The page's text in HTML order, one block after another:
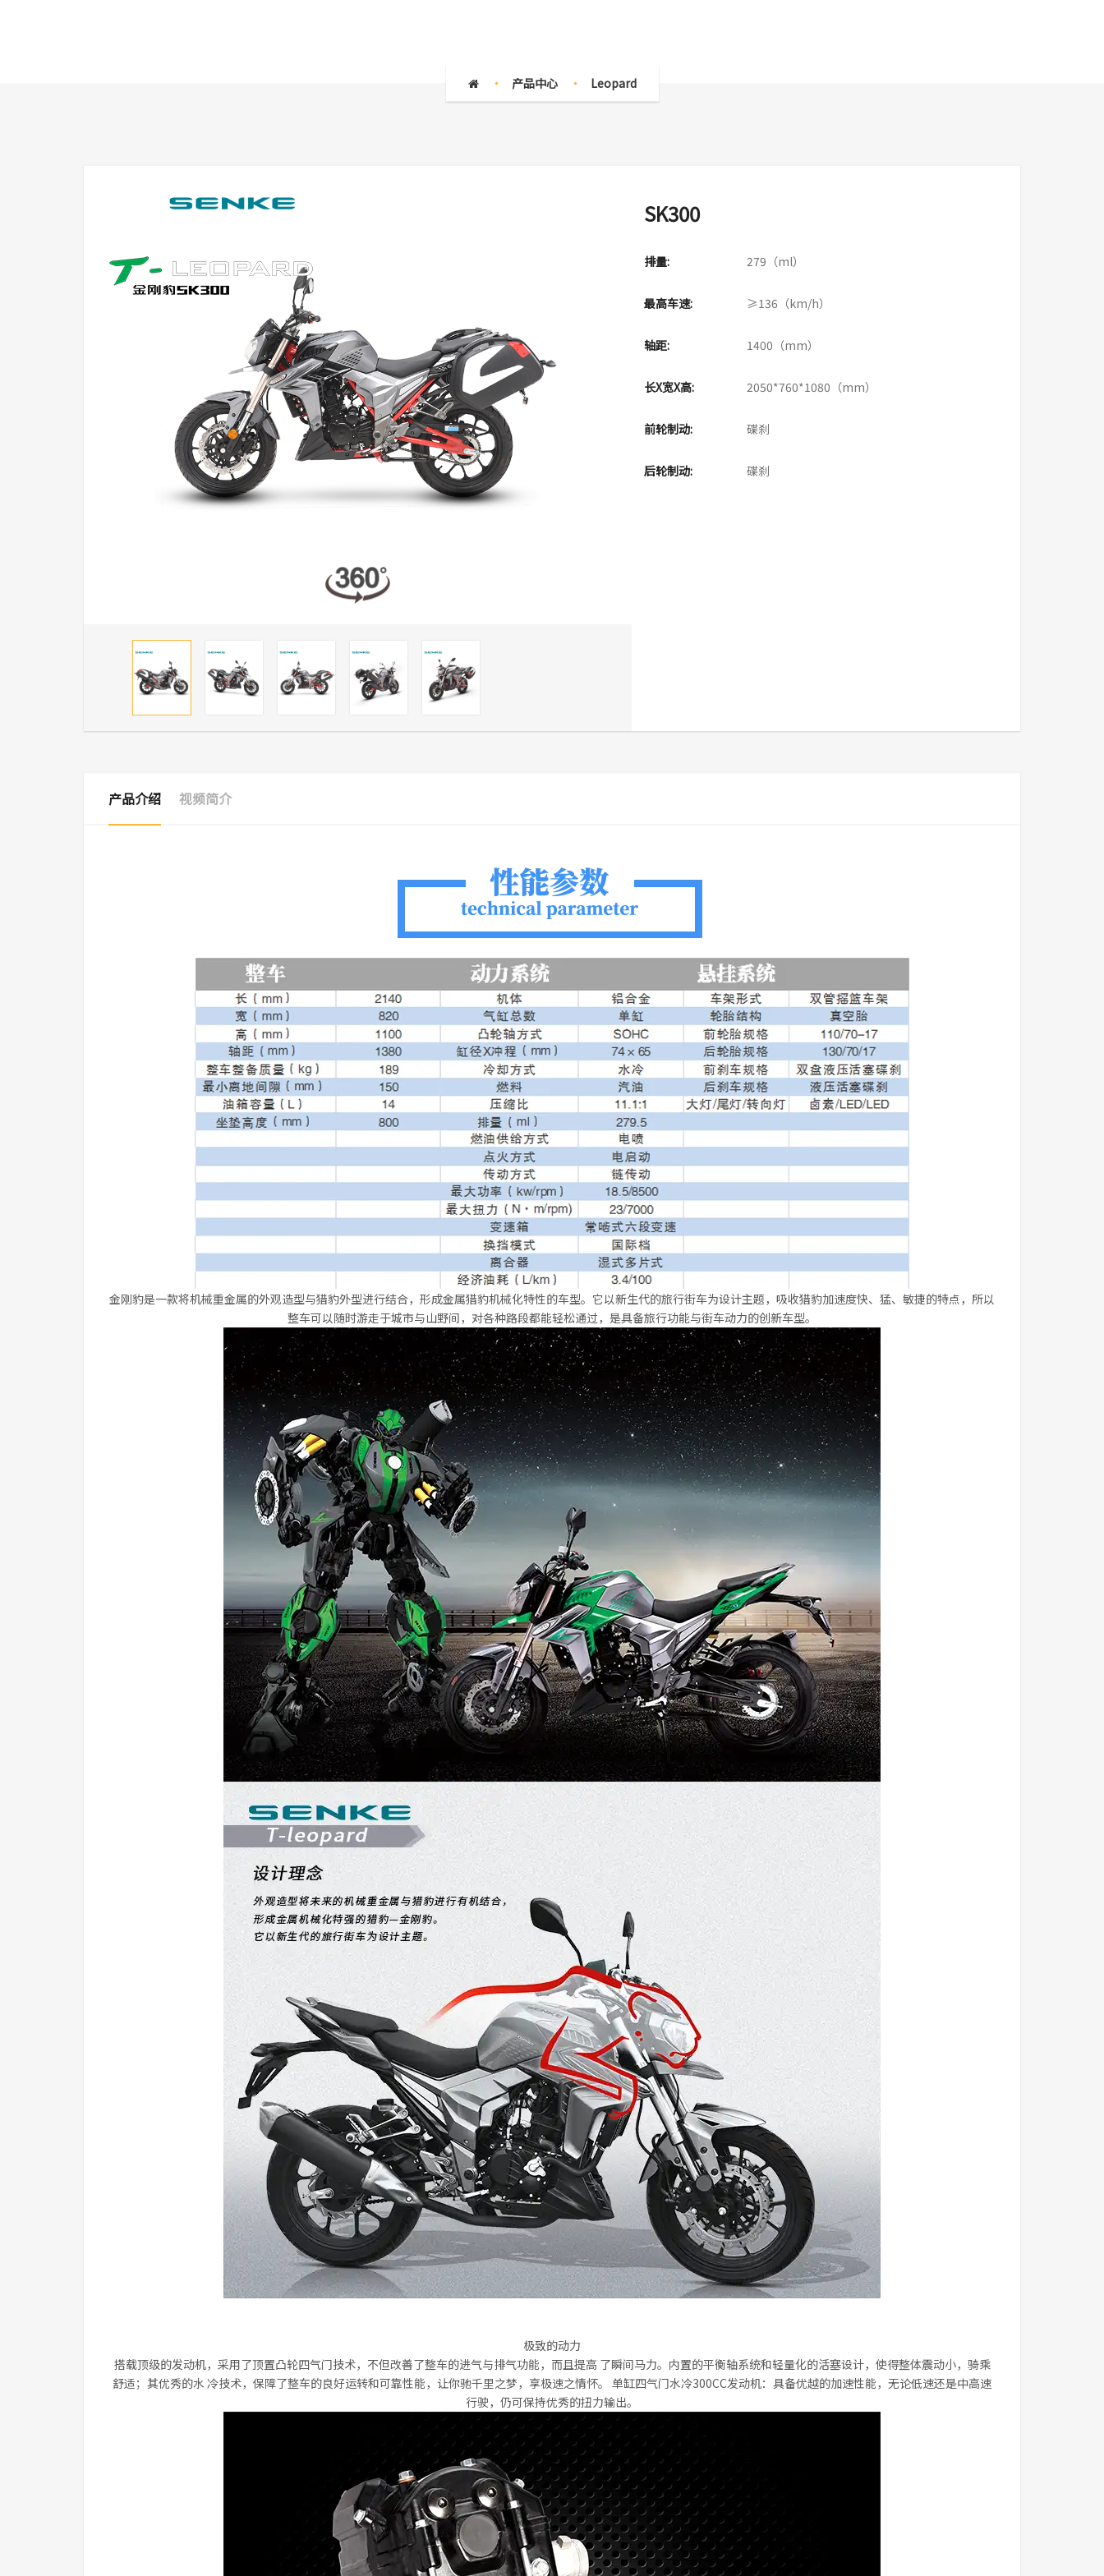
产品中心 Leopard
SK300
排量: 279（ml）
最高车速: ≥136（km/h）
轴距: 1400（mm）
长X宽X高: 2050*760*1080（mm）
前轮制动: 碟刹
后轮制动: 碟刹
产品介绍 视频简介
金刚豹是一款将机械重金属的外观造型与猎豹外型进行结合，形成金属猎豹机械化特性的车型。它以新生代的旅行街车为设计主题，吸收猎豹加速度快、猛、敏捷的特点，所以
整车可以随时游走于城市与山野间，对各种路段都能轻松通过，是具备旅行功能与街车动力的创新车型。
极致的动力
搭载顶级的发动机，采用了顶置凸轮四气门技术，不但改善了整车的进气与排气功能，而且提高 了瞬间马力。内置的平衡轴系统和轻量化的活塞设计，使得整体震动小，骑乘
舒适；其优秀的水 冷技术，保障了整车的良好运转和可靠性能，让你驰千里之梦，享极速之情怀。 单缸四气门水冷300CC发动机：具备优越的加速性能，无论低速还是中高速
行驶，仍可保持优秀的扭力输出。